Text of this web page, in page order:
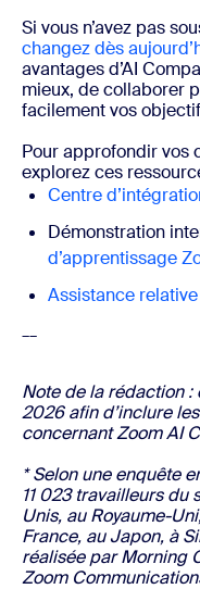
Si vous n’avez pas
changez dès
avantages d’AI
mieux, de collaborer
facilement vos
Pour approfondir vos
explorez ces
Centre
Démonstration
d’apprentissage
Assistance
Note de la rédaction
2026 afin d’inclure
concernant Zoom AI
* Selon une enquête
11 023 travailleurs du
Unis, au Royaume-
France, au Japon, à
réalisée par Morning
Zoom